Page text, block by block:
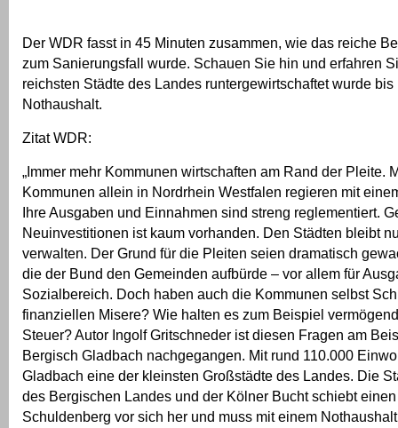
Der WDR fasst in 45 Minuten zusammen, wie das reiche
zum Sanierungsfall wurde. Schauen Sie hin und erfahren
reichsten Städte des Landes runtergewirtschaftet wurde bis
Nothaushalt.
Zitat WDR:
„Immer mehr Kommunen wirtschaften am Rand der Pleite.
Kommunen allein in Nordrhein Westfalen regieren mit
Ihre Ausgaben und Einnahmen sind streng reglementiert.
Neuinvestitionen ist kaum vorhanden. Den Städten bleibt
verwalten. Der Grund für die Pleiten seien dramatisch
die der Bund den Gemeinden aufbürde – vor allem für
Sozialbereich. Doch haben auch die Kommunen selbst
finanziellen Misere? Wie halten es zum Beispiel
Steuer? Autor Ingolf Gritschneder ist diesen Fragen am
Bergisch Gladbach nachgegangen. Mit rund 110.000
Gladbach eine der kleinsten Großstädte des Landes. Die
des Bergischen Landes und der Kölner Bucht schiebt
Schuldenberg vor sich her und muss mit einem